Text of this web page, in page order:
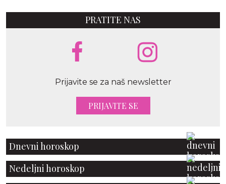
PRATITE NAS
Prijavite se za naš newsletter
PRIJAVITE SE
Dnevni horoskop
Nedeljni horoskop